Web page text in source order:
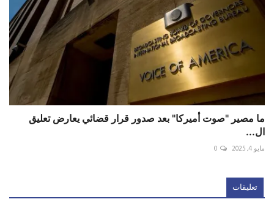
ما مصير "صوت أميركا" بعد صدور قرار قضائي يعارض تعليق
ال...
مايو 4, 2025 0
تعليقات